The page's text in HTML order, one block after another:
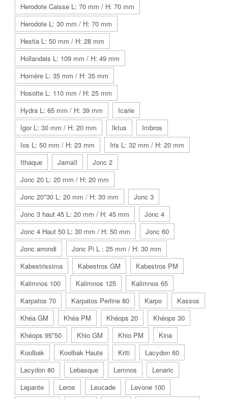
Herodote Caisse L: 70 mm / H: 70 mm
Herodote L: 30 mm / H: 70 mm
Hestia L: 50 mm / H: 28 mm
Hollandais L: 109 mm / H: 49 mm
Homère L: 35 mm / H: 35 mm
Hosotte L: 110 mm / H: 25 mm
Hydra L: 65 mm / H: 39 mm
Icarie
Igor L: 30 mm / H: 20 mm
Iktus
Imbros
Ios L: 50 mm / H: 23 mm
Iris L: 32 mm / H: 20 mm
Ithaque
Jamaïl
Jonc 2
Jonc 20 L: 20 mm / H: 20 mm
Jonc 20*30 L: 20 mm / H: 30 mm
Jonc 3
Jonc 3 haut 45 L: 20 mm / H: 45 mm
Jonc 4
Jonc 4 Haut 50 L: 30 mm / H: 50 mm
Jonc 60
Jonc arrondi
Jonc Pi L : 25 mm / H: 30 mm
Kabestrissima
Kabestros GM
Kabestros PM
Kalimnos 100
Kalimnos 125
Kalimnos 65
Karpatos 70
Karpatos Perline 80 Karpo
Kassos
Khéa GM
Khéa PM Khéops 20
Khéops 30
Khéops 95*50
Khio GM Khio PM
Kina
Koolbak
Koolbak Haute Kriti
Lacydon 60
Lacydon 80
Lebasque Lemnos
Lenaric
Lepante
Leros Leucade
Levone 100